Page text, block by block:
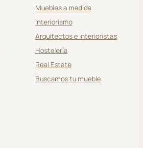
Muebles a medida
Interiorismo
Arquitectos e interioristas
Hostelería
Real Estate
Buscamos tu mueble